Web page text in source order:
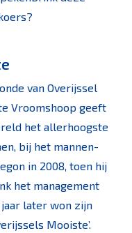
van Overijssel
Vroomshoop geeft
het allerhoogste
bij het mannen-
in 2008, toen hij
het management
jaar later won zijn
Mooiste’.